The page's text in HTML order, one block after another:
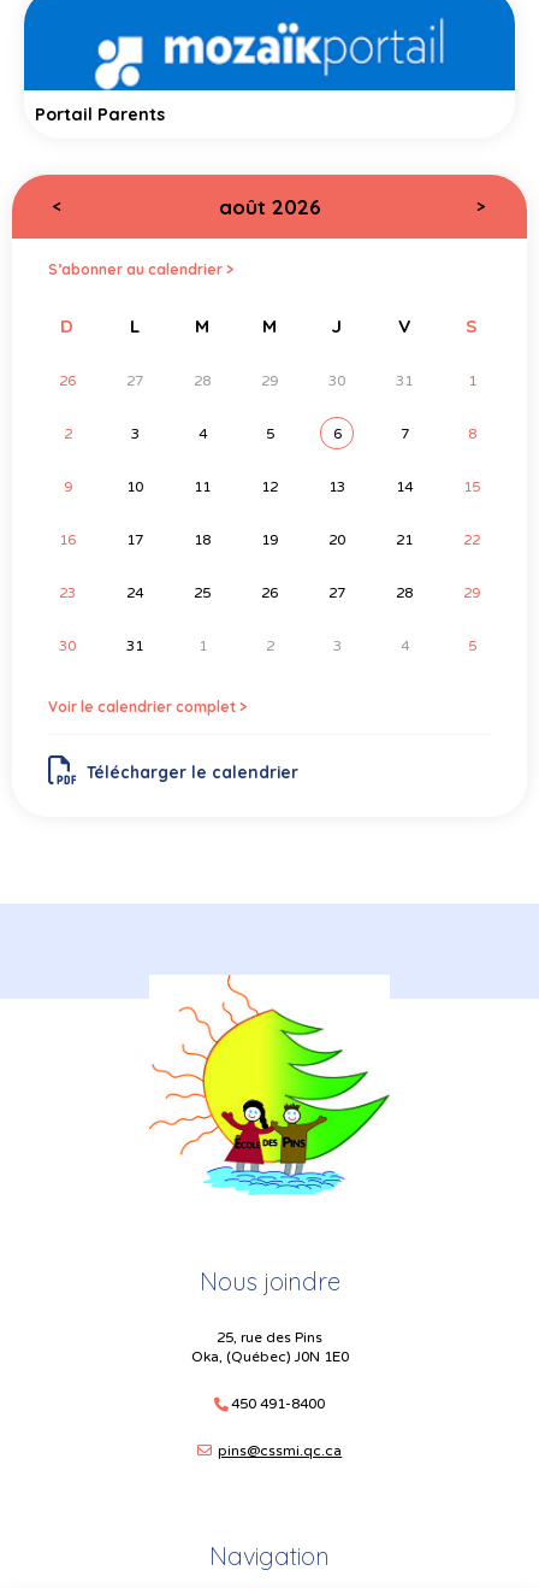
Portail Parents
< août 2026 >
S’abonner au calendrier >
D L M M J V S
26 27 28 29 30 31 1
2 3 4 5 6 7 8
9 10 11 12 13 14 15
16 17 18 19 20 21 22
23 24 25 26 27 28 29
30 31 1 2 3 4 5
Voir le calendrier complet >
Télécharger le calendrier
Nous joindre
25, rue des Pins
Oka, (Québec) J0N 1E0
450 491-8400
pins@cssmi.qc.ca
Navigation